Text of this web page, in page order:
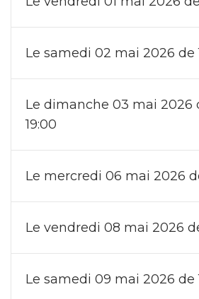
Le samedi 02 mai 2026 de
Le dimanche 03 mai 2026
19:00
Le mercredi 06 mai 2026
Le vendredi 08 mai 2026
Le samedi 09 mai 2026 de